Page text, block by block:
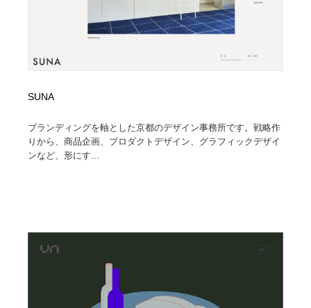
SUNA
ブランディングを軸とした京都のデザイン事務所です。戦略作
りから、商品企画、プロダクトデザイン、グラフィックデザイ
ンなど、形にす...